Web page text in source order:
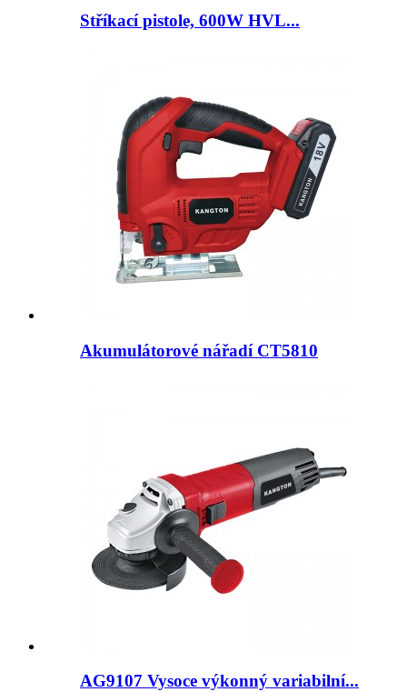
Stříkací pistole, 600W HVL...
Akumulátorové nářadí CT5810
AG9107 Vysoce výkonný variabilní...